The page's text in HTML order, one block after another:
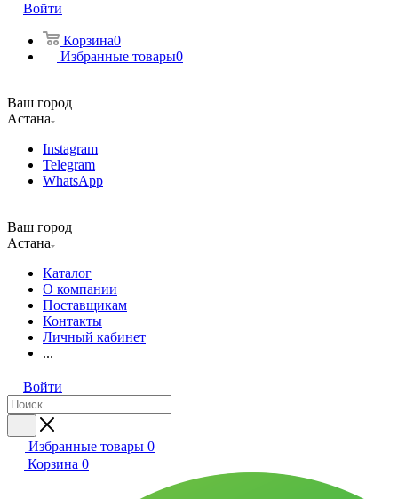
Войти
Корзина0
Избранные товары0
Ваш город
Астана
Instagram
Telegram
WhatsApp
Ваш город
Астана
Каталог
О компании
Поставщикам
Контакты
Личный кабинет
...
Войти
Избранные товары 0
Корзина 0